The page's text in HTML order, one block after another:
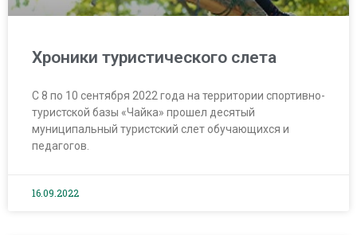
Хроники туристического слета
С 8 по 10 сентября 2022 года на территории спортивно-
туристской базы «Чайка» прошел десятый
муниципальный туристский слет обучающихся и
педагогов.
16.09.2022